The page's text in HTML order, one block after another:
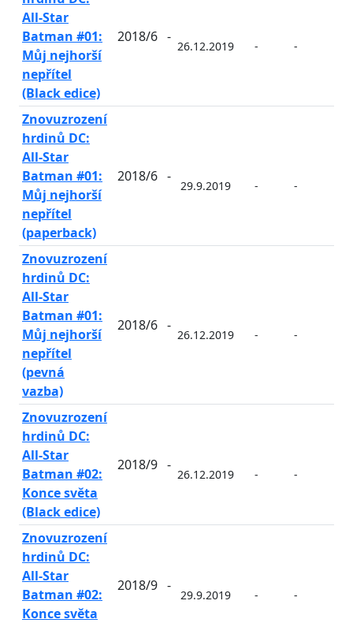
All-Star
Batman #01:
Můj nejhorší
nepřítel
(Black edice)
2018/6 -
26.12.2019 - -
Znovuzrození
hrdinů DC:
All-Star
Batman #01:
Můj nejhorší
nepřítel
(paperback)
2018/6 -
29.9.2019 - -
Znovuzrození
hrdinů DC:
All-Star
Batman #01:
Můj nejhorší
nepřítel
(pevná
vazba)
2018/6 -
26.12.2019 - -
Znovuzrození
hrdinů DC:
All-Star
Batman #02:
Konce světa
(Black edice)
2018/9 -
26.12.2019 - -
Znovuzrození
hrdinů DC:
All-Star
Batman #02:
Konce světa
2018/9 -
29.9.2019 - -